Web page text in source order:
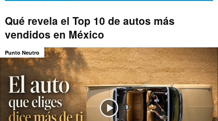
Qué revela el Top 10 de autos más
vendidos en México
Punto Neutro